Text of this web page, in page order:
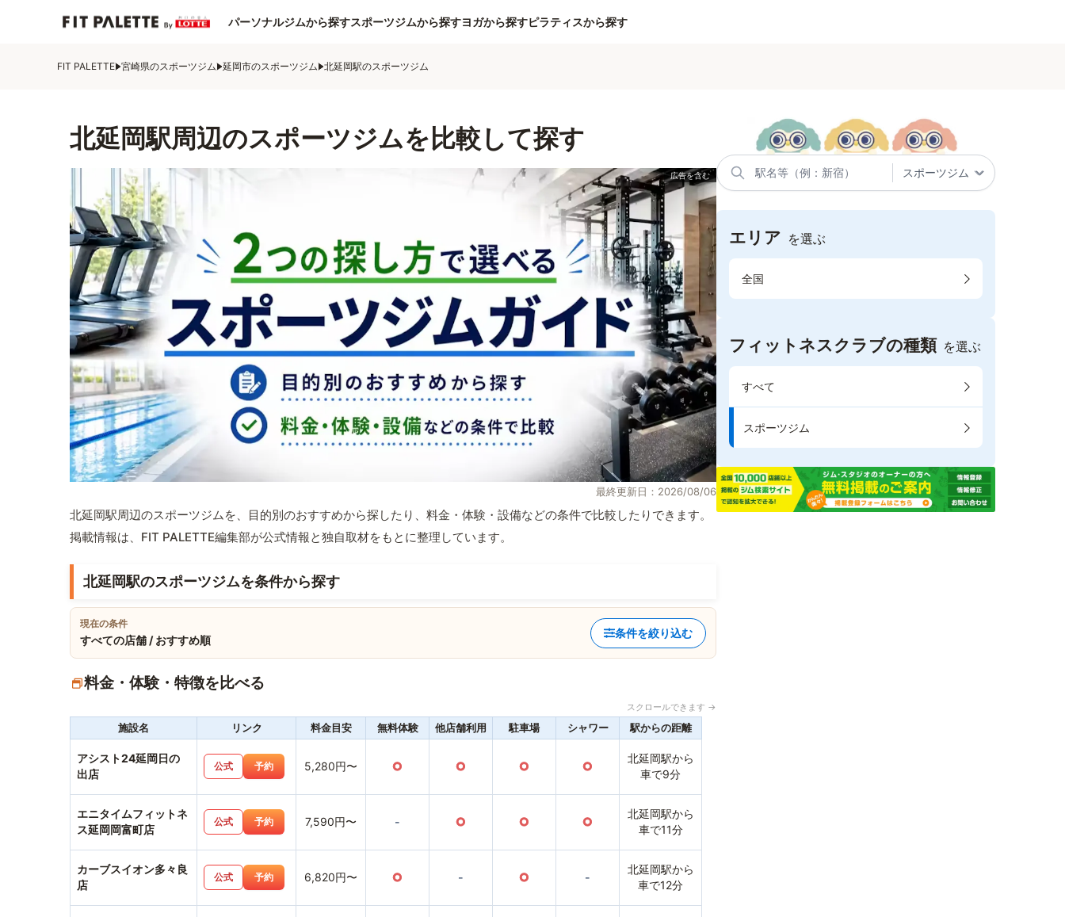
パーソナルジムから探すスポーツジムから探すヨガから探すピラティスから探す
FIT PALETTE 宮崎県のスポーツジム 延岡市のスポーツジム 北延岡駅のスポーツジム
北延岡駅周辺のスポーツジムを比較して探す
最終更新日：2026/08/06
北延岡駅周辺のスポーツジムを、目的別のおすすめから探したり、料金・体験・設備などの条件で比較したりできます。
掲載情報は、FIT PALETTE編集部が公式情報と独自取材をもとに整理しています。
北延岡駅のスポーツジムを条件から探す
現在の条件
すべての店舗 / おすすめ順
条件を絞り込む
料金・体験・特徴を比べる
スクロールできます →
施設名 リンク 料金目安 無料体験 他店舗利用 駐車場 シャワー 駅からの距離
アシスト24延岡日の
出店
公式 予約 5,280円〜 ○ ○ ○ ○
北延岡駅から
車で9分
エニタイムフィットネ
ス延岡岡富町店
公式 予約 7,590円〜 - ○ ○ ○
北延岡駅から
車で11分
カーブスイオン多々良
店
公式 予約 6,820円〜 ○ - ○ -
北延岡駅から
車で12分
エリア を選ぶ
全国
フィットネスクラブの種類 を選ぶ
すべて
スポーツジム